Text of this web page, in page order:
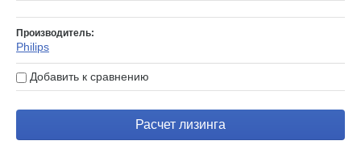
Производитель:
Philips
Добавить к сравнению
Расчет лизинга